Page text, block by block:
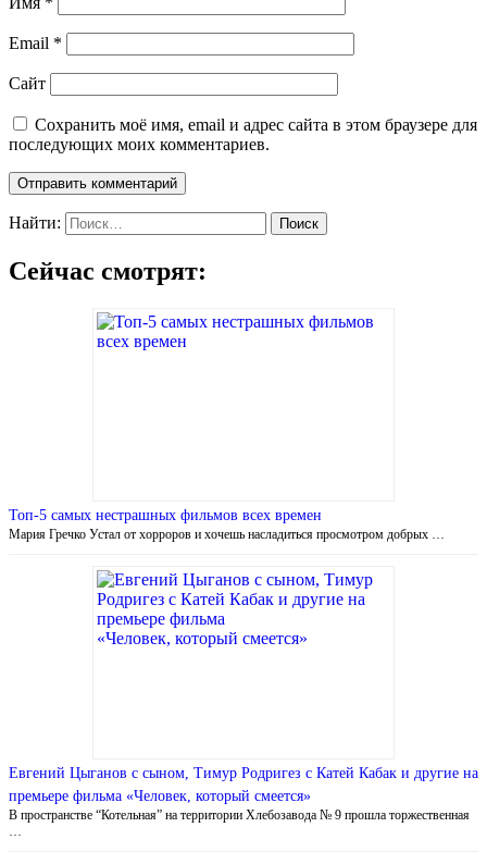
Email *
Сайт
Сохранить моё имя, email и адрес сайта в этом браузере для
последующих моих комментариев.
Найти:
Сейчас смотрят:
Топ-5 самых нестрашных фильмов всех времен
Мария Гречко Устал от хорроров и хочешь насладиться просмотром добрых …
Евгений Цыганов с сыном, Тимур Родригез с Катей Кабак и другие на
премьере фильма «Человек, который смеется»
В пространстве “Котельная” на территории Хлебозавода № 9 прошла торжественная